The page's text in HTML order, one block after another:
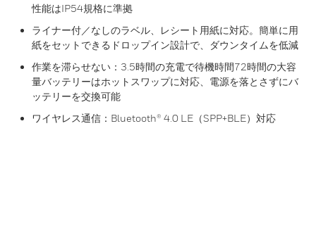
性能はIP54規格に準拠
ライナー付／なしのラベル、レシート用紙に対応。簡単に用
紙をセットできるドロップイン設計で、ダウンタイムを低減
作業を滞らせない：3.5時間の充電で待機時間72時間の大容
量バッテリーはホットスワップに対応、電源を落とさずにバ
ッテリーを交換可能
ワイヤレス通信：Bluetooth® 4.0 LE（SPP+BLE）対応